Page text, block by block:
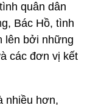
quân dân
Bác Hồ, tình
lên bởi những
các đơn vị kết
nhiều hơn,